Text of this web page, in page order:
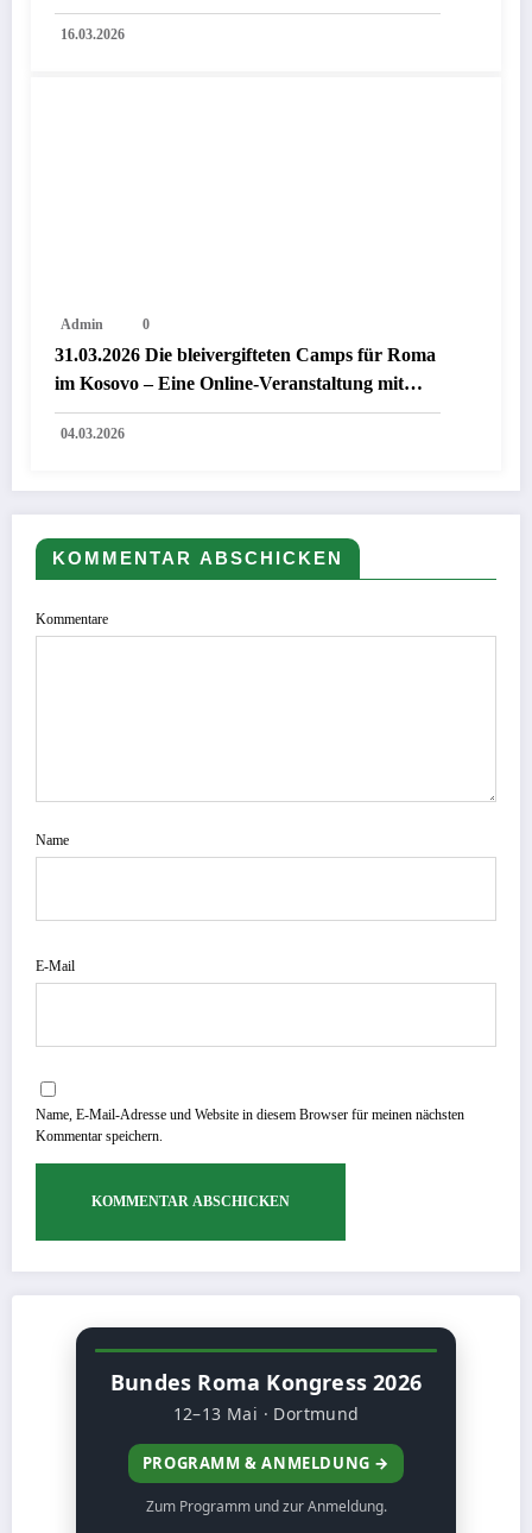
Stadtlabor
16.03.2026
Admin 0
31.03.2026 Die bleivergifteten Camps für Roma
im Kosovo – Eine Online-Veranstaltung mit
Argentina Gidžić
04.03.2026
KOMMENTAR ABSCHICKEN
Kommentare
Name
E-Mail
Name, E-Mail-Adresse und Website in diesem Browser für meinen nächsten
Kommentar speichern.
Bundes Roma Kongress 2026
12–13 Mai · Dortmund
PROGRAMM & ANMELDUNG →
Zum Programm und zur Anmeldung.